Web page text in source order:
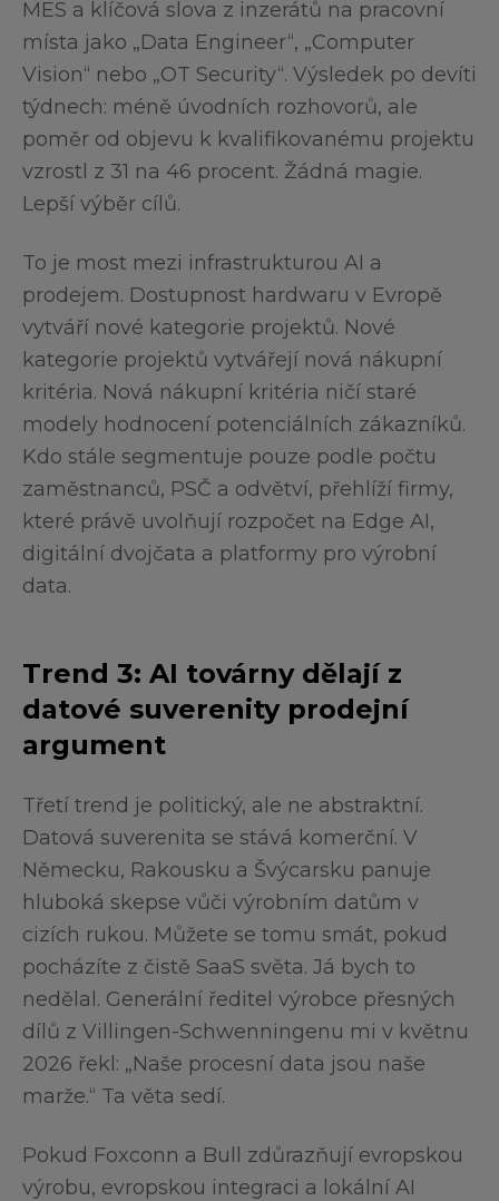
MES a klíčová slova z inzerátů na pracovní
místa jako „Data Engineer“, „Computer
Vision“ nebo „OT Security“. Výsledek po devíti
týdnech: méně úvodních rozhovorů, ale
poměr od objevu k kvalifikovanému projektu
vzrostl z 31 na 46 procent. Žádná magie.
Lepší výběr cílů.
To je most mezi infrastrukturou AI a
prodejem. Dostupnost hardwaru v Evropě
vytváří nové kategorie projektů. Nové
kategorie projektů vytvářejí nová nákupní
kritéria. Nová nákupní kritéria ničí staré
modely hodnocení potenciálních zákazníků.
Kdo stále segmentuje pouze podle počtu
zaměstnanců, PSČ a odvětví, přehlíží firmy,
které právě uvolňují rozpočet na Edge AI,
digitální dvojčata a platformy pro výrobní
data.
Trend 3: AI továrny dělají z
datové suverenity prodejní
argument
Třetí trend je politický, ale ne abstraktní.
Datová suverenita se stává komerční. V
Německu, Rakousku a Švýcarsku panuje
hluboká skepse vůči výrobním datům v
cizích rukou. Můžete se tomu smát, pokud
pocházíte z čistě SaaS světa. Já bych to
nedělal. Generální ředitel výrobce přesných
dílů z Villingen-Schwenningenu mi v květnu
2026 řekl: „Naše procesní data jsou naše
marže.“ Ta věta sedí.
Pokud Foxconn a Bull zdůrazňují evropskou
výrobu, evropskou integraci a lokální AI